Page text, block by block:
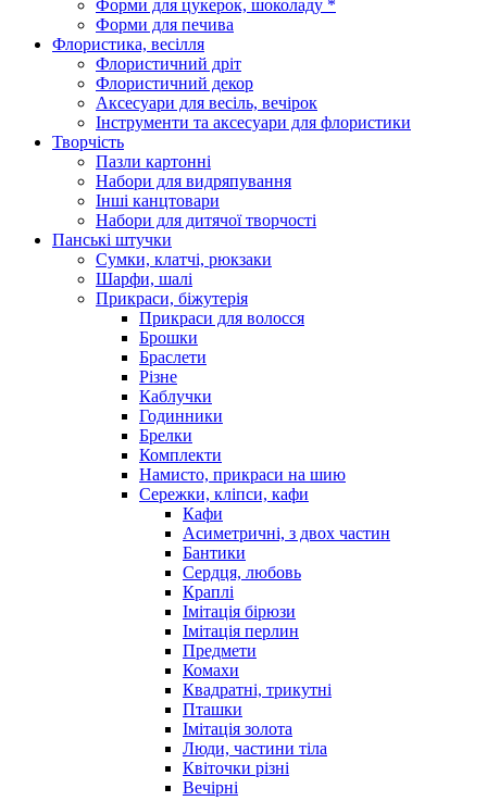
Форми для цукерок, шоколаду *
Форми для печива
Флористика, весілля
Флористичний дріт
Флористичний декор
Аксесуари для весіль, вечірок
Інструменти та аксесуари для флористики
Творчість
Пазли картонні
Набори для видряпування
Інші канцтовари
Набори для дитячої творчості
Панські штучки
Сумки, клатчі, рюкзаки
Шарфи, шалі
Прикраси, біжутерія
Прикраси для волосся
Брошки
Браслети
Різне
Каблучки
Годинники
Брелки
Комплекти
Намисто, прикраси на шию
Сережки, кліпси, кафи
Кафи
Асиметричні, з двох частин
Бантики
Сердця, любовь
Краплі
Імітація бірюзи
Імітація перлин
Предмети
Комахи
Квадратні, трикутні
Пташки
Імітація золота
Люди, частини тіла
Квіточки різні
Вечірні